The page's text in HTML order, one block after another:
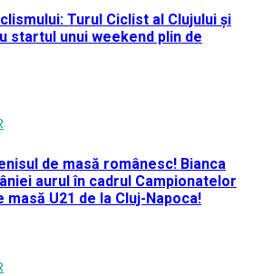
Turul Ciclist al Clujului și
startul unui weekend plin de
de masă românesc! Bianca
aurul în cadrul Campionatelor
masă U21 de la Cluj-Napoca!